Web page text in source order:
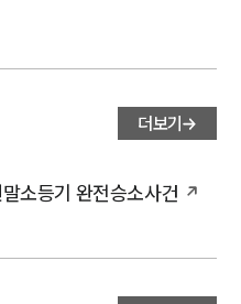
더보기
소등기 완전승소사건